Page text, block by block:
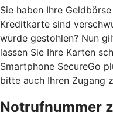
Sie haben Ihre
Kreditkarte sind
wurde gestohlen? Nun
lassen Sie Ihre Karten
Smartphone SecureGo
bitte auch Ihren Zugang
Notrufnummer